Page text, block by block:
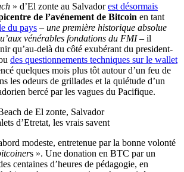
» d’El zonte au Salvadorest désormais
de l’avénement de Bitcoin en tant
du pays – une première historique absolue
vénérables fondations du FMI– il
qu’au-delà du côté exubérant du president-
des questionnements techniques sur le wallet
quelques mois plus tôt autour d’un feu de
les odeurs de grillades et la quiétude d’un
bercé par les vagues du Pacifique.
d’Etretat, les vrais savent
modeste, entretenue par la bonne volonté
s ». Une donation en BTC par un
centaines d’heures de pédagogie, en